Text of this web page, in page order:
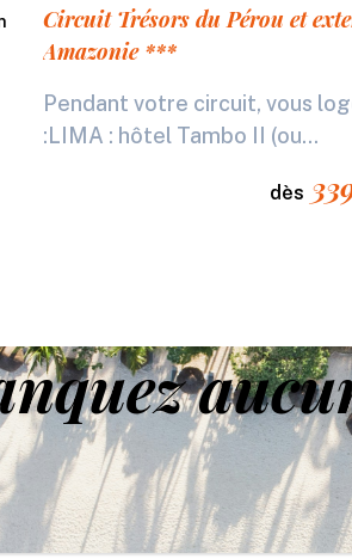
Circuit Trésors du Pérou et
Amazonie ***
Pendant votre circuit, vous
:LIMA : hôtel Tambo II (ou...
dès